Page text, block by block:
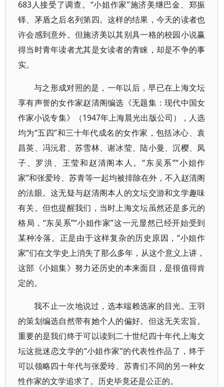
683人接受了调查。“小姐作家”施济美继巴金、郑振
铎、茅盾之后名列第四。这样的结果，今天的读者也
许会感到意外。但施济美以其别具一格的校园小说赢
得当时青年读者尤其是女读者的青睐，却是不争的事
实。
与之形成对照的是，一年以后，早已在上海文坛
享有声誉的女作家赵清阁编选《无题集：现代中国女
作家小说专集》（1947年上海晨光出版公司），人选
均为“五四”和三十年代成名的女作家，包括冰心、袁
昌英、冯沅君、苏雪林、谢冰莹、陆小曼、沉樱、凤
子、罗洪、王莹和赵清阁本人。“东吴系”“小姐作
家”和张爱玲、苏青等一起均被排除在外，不入赵清阁
的法眼。这无疑与赵清阁本人的文坛交游和文学趣味
有关。但也提醒我们，当时上海文坛虽然还是多元的
格局，“东吴系”“小姐作家”这一元显然已经开始受到
某种冷落。正是由于这样复杂的历史原因，“小姐作
家”们在文学史上消失了那么多年，从这个意义上讲，
这部《小姐集》努力还历史的本来面目，是很值得肯
定的。
我不止一次地说过，选本端赖选家的目光。王羽
的策划编选自然带有她个人的偏好。但这无关宏旨。
重要的是我们终于可以读到二十世纪四十年代上海文
坛这批迷恋文学的“小姐作家”的代表性作品了，终于
可以领略四十年代与张爱玲、苏青们不同的另一种女
性作家的文学追求了。历史毕竟还是公正的。